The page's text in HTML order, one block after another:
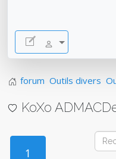
forum Outils divers
KoXo
1